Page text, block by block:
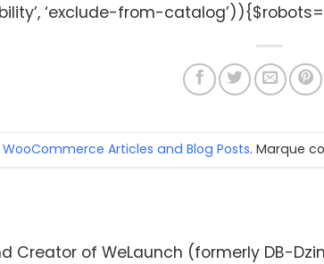
‘exclude-from-
WooCommerce Articles and Blog Posts. Marque
Creator of WeLaunch (formerly DB-